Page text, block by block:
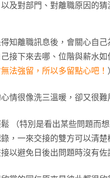
及對部門、對離職原因的猜
知離職訊息後，會關心自
接下來去哪、位階與薪水
法強留，所以多留點心吧！
情很像洗三溫暖，卻又很難
（特別是看出某些問題而
，一來交接的雙方可以清楚
以避免日後出問題時沒有佐